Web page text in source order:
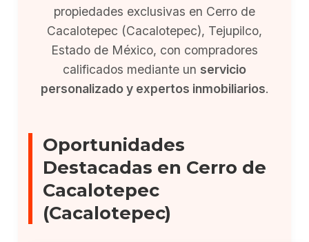
propiedades exclusivas en Cerro de
Cacalotepec (Cacalotepec), Tejupilco,
Estado de México, con compradores
calificados mediante un servicio
personalizado y expertos inmobiliarios.
Oportunidades
Destacadas en Cerro de
Cacalotepec
(Cacalotepec)